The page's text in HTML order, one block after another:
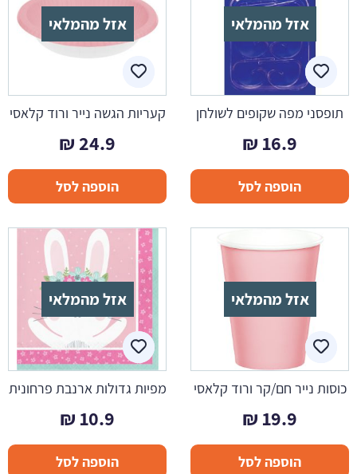
אזל מהמלאי
תופסני מפה שקופים לשולחן
16.9
₪
הוספה לסל
אזל מהמלאי
קעריות הגשה נייר ורוד קלאסי
24.9
₪
הוספה לסל
אזל מהמלאי
כוסות נייר חם/קר ורוד קלאסי
19.9
₪
הוספה לסל
אזל מהמלאי
מפיות גדולות ארנבת פרחונית
10.9
₪
הוספה לסל